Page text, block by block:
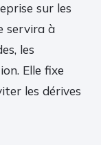
sur les
servira à
les
Elle fixe
les dérives